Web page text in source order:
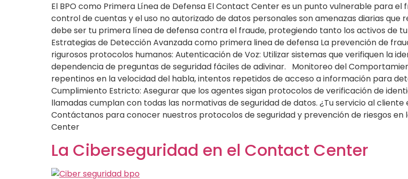
El BPO como Primera Línea de Defensa El Contact Center es un punto vulnerable para
control de cuentas y el uso no autorizado de datos personales son amenazas diarias que
debe ser tu primera línea de defensa contra el fraude, protegiendo tanto los activos de
Estrategias de Detección Avanzada como primera linea de defensa La prevención de
rigurosos protocolos humanos: Autenticación de Voz: Utilizar sistemas que verifiquen la
dependencia de preguntas de seguridad fáciles de adivinar. Monitoreo del
repentinos en la velocidad del habla, intentos repetidos de acceso a información para
Cumplimiento Estricto: Asegurar que los agentes sigan protocolos de verificación de
llamadas cumplan con todas las normativas de seguridad de datos. ¿Tu servicio al
Contáctanos para conocer nuestros protocolos de seguridad y prevención de riesgos en
Center
La Ciberseguridad en el Contact Center